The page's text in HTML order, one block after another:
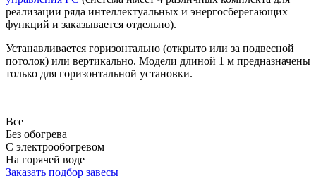
реализации ряда интеллектуальных и энергосберегающих
функций и заказывается отдельно).
Устанавливается горизонтально (открыто или за подвесной
потолок) или вертикально. Модели длиной 1 м предназначены
только для горизонтальной установки.
Все
Без обогрева
С электрообогревом
На горячей воде
Заказать подбор завесы